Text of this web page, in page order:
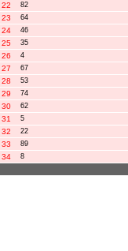
22 82
23 64
24 46
25 35
26 4
27 67
28 53
29 74
30 62
31 5
32 22
33 89
34 8